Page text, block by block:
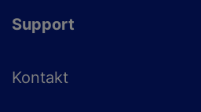
Support
Kontakt